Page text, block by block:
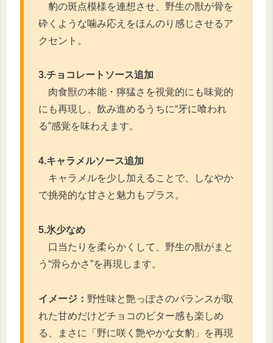
豹の斑点模様を連想させ、野生の獣が骨を
砕くような噛み応えをほんのり感じさせるア
クセント。
3.チョコレートソース追加
肉食獣の本能・獰猛さを視覚的にも味覚的
にも再現し、飲み進めるうちに“牙に喰われ
る”感覚を味わえます。
4.キャラメルソース追加
キャラメルを少し加えることで、しなやか
で挑発的な甘さと魅力もプラス。
5.氷少なめ
口当たりを柔らかくして、野生の獣がまと
う“滑らかさ”を再現します。
イメージ： 野性味と艶っぽさのバランスが取
れた甘めだけどチョコのビター感も楽しめ
る、まさに「野に咲く艶やかな女豹」を再現